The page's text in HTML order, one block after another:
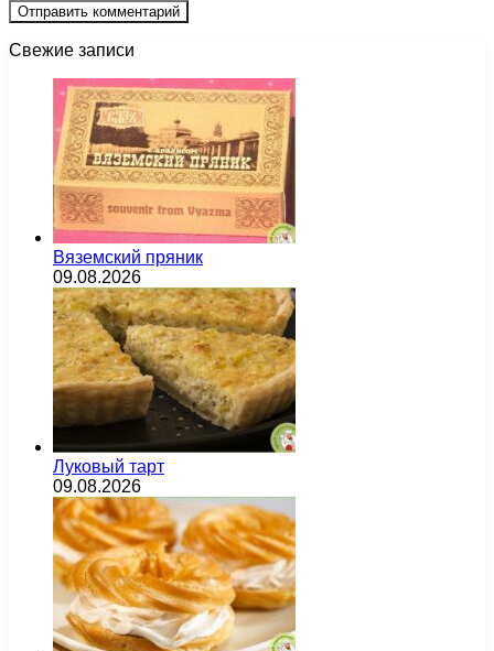
Свежие записи
Вяземский пряник
09.08.2026
Луковый тарт
09.08.2026